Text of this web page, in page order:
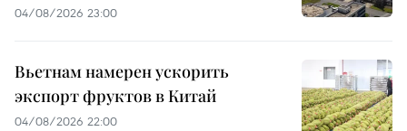
04/08/2026 23:00
Вьетнам намерен ускорить
экспорт фруктов в Китай
04/08/2026 22:00